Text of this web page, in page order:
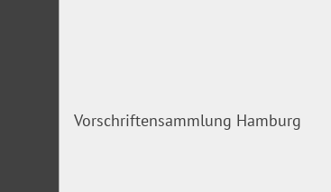
Vorschriftensammlung Hamburg